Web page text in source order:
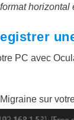
PC avec
sur